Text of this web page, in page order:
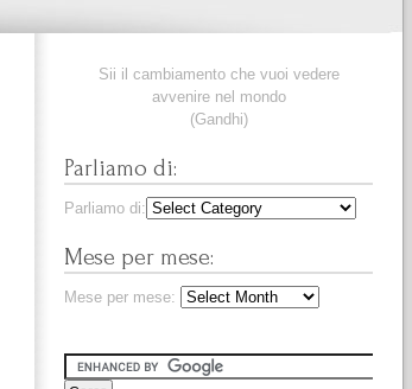
Sii il cambiamento che vuoi vedere
avvenire nel mondo
(Gandhi)
Parliamo di:
Parliamo di:
Mese per mese:
Mese per mese: